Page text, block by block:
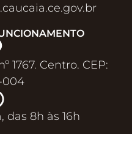
1767. Centro. CEP:
004
das 8h às 16h